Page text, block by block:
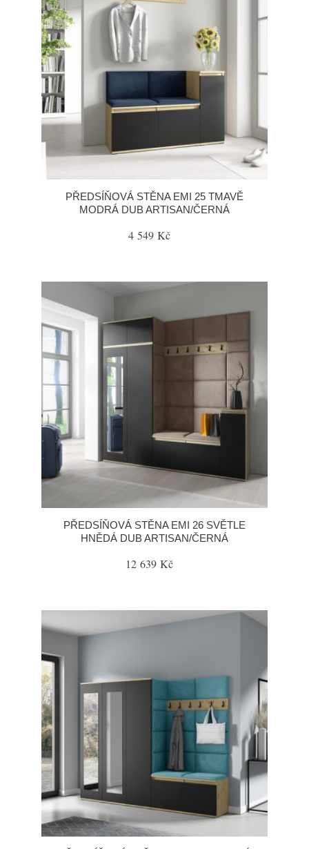
PŘEDSÍŇOVÁ STĚNA EMI 25 TMAVĚ
MODRÁ DUB ARTISAN/ČERNÁ
4 549 Kč
PŘEDSÍŇOVÁ STĚNA EMI 26 SVĚTLE
HNĚDÁ DUB ARTISAN/ČERNÁ
12 639 Kč